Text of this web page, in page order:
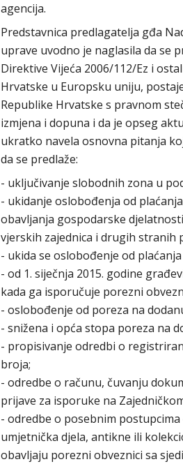
agencija.
Predstavnica predlagatelja gđa
uprave uvodno je naglasila da se
Direktive Vijeća 2006/112/Ez i
Hrvatske u Europsku uniju,
Republike Hrvatske s pravnom
izmjena i dopuna i da je opseg
ukratko navela osnovna pitanja
da se predlaže:
- uključivanje slobodnih zona u
- ukidanje oslobođenja od
obavljanja gospodarske
vjerskih zajednica i drugih stranih
- ukida se oslobođenje od
- od 1. siječnja 2015. godine
kada ga isporučuje porezni
- oslobođenje od poreza na
- snižena i opća stopa poreza na
- propisivanje odredbi o
broja;
- odredbe o računu, čuvanju
prijave za isporuke na
- odredbe o posebnim
umjetnička djela, antikne ili
obavljaju porezni obveznici sa